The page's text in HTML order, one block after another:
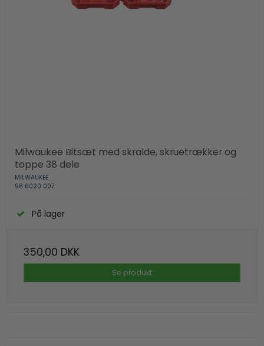
Milwaukee Bitsæt med skralde, skruetrækker og
toppe 38 dele
MILWAUKEE
98 6020 007
På lager
350,00 DKK
Se produkt